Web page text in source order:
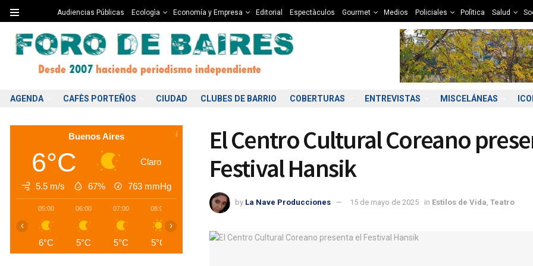
Audiencias Públicas Ecologìa Economía y Empresa Editorial Espectàculos Gourmet Medios Policiales Polìtica Salud
AGENDA CAFÈS PORTEÑOS CIUDAD CLUBES DE BARRIO COBERTURAS ENTREVISTAS MISCELÁNEAS
El Centro Cultural Coreano
Festival Hansik
by La Nave Producciones 15 de mayo de 2025 in Estilos de Vida Teatro
Buenos Aires
6°C Claro
5.5 m/s 67% 763 mmHg
05:00
6°C
06:00
5°C
07:00
5°C
08:00
5°C
10:00
7°C 9°C 10°C 12°C
14:00
13°C 13°C
‹ ›